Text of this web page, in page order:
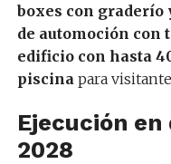
boxes con graderío
de automoción
edificio con hasta
piscinapara
Ejecución
2028